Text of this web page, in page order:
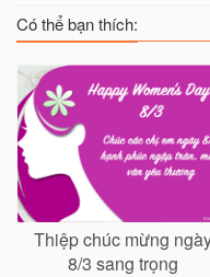
Có thể bạn thích:
Thiệp chúc mừng
8/3 sang trọng